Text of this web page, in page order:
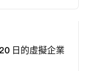
日的虛擬企業